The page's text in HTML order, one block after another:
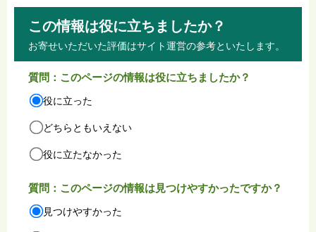
この情報は役に立ちましたか？
お寄せいただいた評価はサイト運営の参考といたします。
質問：このページの情報は役に立ちましたか？
役に立った
どちらともいえない
役に立たなかった
質問：このページの情報は見つけやすかったですか？
見つけやすかった